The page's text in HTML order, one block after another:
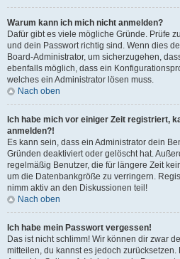
Warum kann ich mich nicht anmelden?
Dafür gibt es viele mögliche Gründe. Prüfe
und dein Passwort richtig sind. Wenn dies
Board-Administrator, um sicherzugehen,
ebenfalls möglich, dass ein
welches ein Administrator lösen muss.
Nach oben
Ich habe mich vor einiger Zeit registriert,
anmelden?!
Es kann sein, dass ein Administrator dein
Gründen deaktiviert oder gelöscht hat.
regelmäßig Benutzer, die für längere Zeit
um die Datenbankgröße zu verringern.
nimm aktiv an den Diskussionen teil!
Nach oben
Ich habe mein Passwort vergessen!
Das ist nicht schlimm! Wir können dir zwar
mitteilen, du kannst es jedoch